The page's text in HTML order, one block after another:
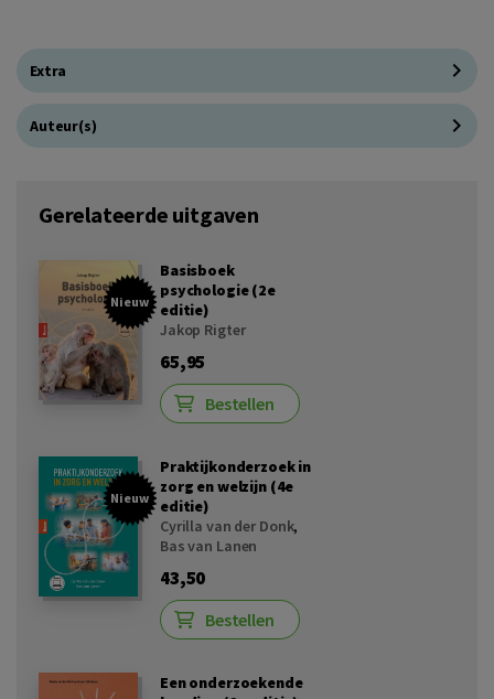
Extra
Auteur(s)
Gerelateerde uitgaven
Nieuw
Basisboek
psychologie (2e
editie)
Jakop Rigter
65,95
Bestellen
Nieuw
Praktijkonderzoek in
zorg en welzijn (4e
editie)
Cyrilla van der Donk,
Bas van Lanen
43,50
Bestellen
Een onderzoekende